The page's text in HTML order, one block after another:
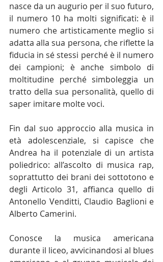
nasce da un augurio per il suo futuro,
il numero 10 ha molti significati: è il
numero che artisticamente meglio si
adatta alla sua persona, che riflette la
fiducia in sé stessi perché è il numero
dei campioni; è anche simbolo di
moltitudine perché simboleggia un
tratto della sua personalità, quello di
saper imitare molte voci.
Fin dal suo approccio alla musica in
età adolescenziale, si capisce che
Andrea ha il potenziale di un artista
poliedrico: all’ascolto di musica rap,
soprattutto dei brani dei sottotono e
degli Articolo 31, affianca quello di
Antonello Venditti, Claudio Baglioni e
Alberto Camerini.
Conosce la musica americana
durante il liceo, avvicinandosi al blues